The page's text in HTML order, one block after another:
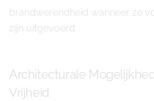
brandwerendheid wanneer ze
zijn uitgevoerd.
Architecturale
Vrijheid